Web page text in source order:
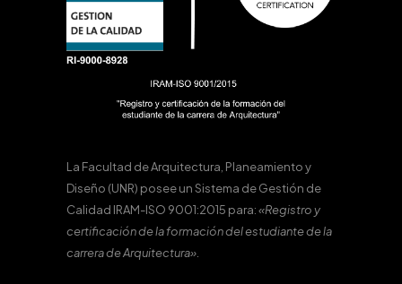
La Facultad de Arquitectura, Planeamiento y
Diseño (UNR) posee un Sistema de Gestión de
Calidad IRAM-ISO 9001:2015 para:«Registro y
certificación de la formación del estudiante de la
carrera de Arquitectura».